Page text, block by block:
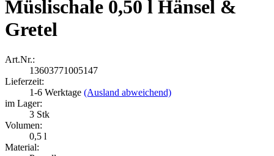
Müslischale 0,50 l Hänsel &
Gretel
Art.Nr.:
13603771005147
Lieferzeit:
1-6 Werktage (Ausland abweichend)
im Lager:
3 Stk
Volumen:
0,5 l
Material: